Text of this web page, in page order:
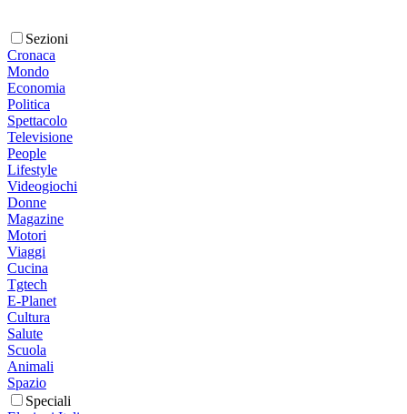
Sezioni
Cronaca
Mondo
Economia
Politica
Spettacolo
Televisione
People
Lifestyle
Videogiochi
Donne
Magazine
Motori
Viaggi
Cucina
Tgtech
E-Planet
Cultura
Salute
Scuola
Animali
Spazio
Speciali